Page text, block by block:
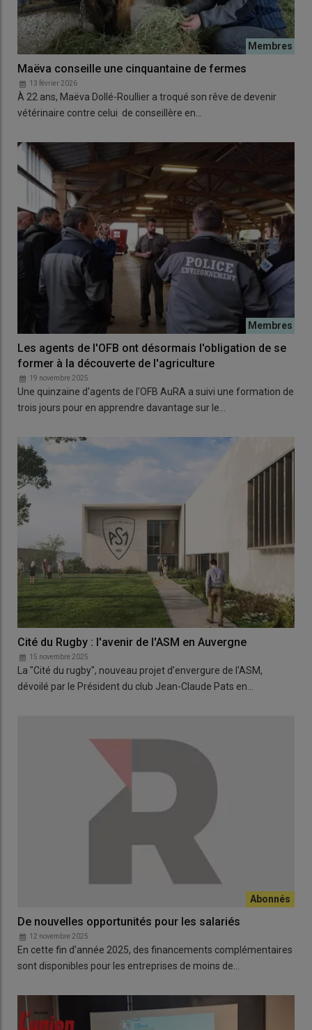
Maëva conseille une cinquantaine de fermes
13 février 2026
À 22 ans, Maëva Dollé-Roullier a troqué son rêve de devenir
vétérinaire contre celui de conseillère en…
Les agents de l'OFB ont désormais l'obligation de se
former à la découverte de l'agriculture
19 novembre 2025
Une quinzaine d'agents de l'OFB AuRA a suivi une formation de
trois jours pour en apprendre davantage sur le…
Cité du Rugby : l'avenir de l'ASM en Auvergne
15 novembre 2025
La "Cité du rugby", nouveau projet d’envergure de l'ASM,
dévoilé par le Président du club Jean-Claude Pats en…
De nouvelles opportunités pour les salariés
12 novembre 2025
En cette fin d’année 2025, des financements complémentaires
sont disponibles pour les entreprises de moins de…